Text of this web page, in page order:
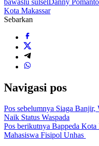
Kota Makassar
Sebarkan
Navigasi pos
Pos sebelumnya Siaga Banjir,
Naik Status Waspada
Pos berikutnya Bappeda Kota
Mahasiswa Fisipol Unhas